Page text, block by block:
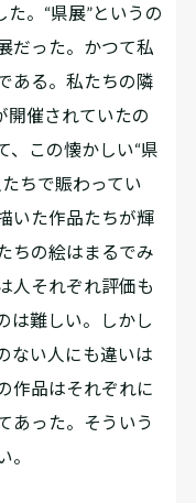
。“県展”というの
だった。かつて私
ある。私たちの隣
開催されていたの
、この懐かしい“県
ちで賑わってい
いた作品たちが輝
ちの絵はまるでみ
人それぞれ評価も
は難しい。しかし
ない人にも違いは
作品はそれぞれに
あった。そういう
。